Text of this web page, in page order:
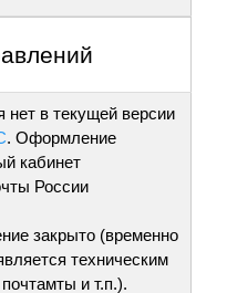
нет в текущей версии
. Оформление
кабинет
России
закрыто (временно
техническим
и т.п.).